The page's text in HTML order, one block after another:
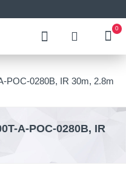
0
POC-0280B, IR 30m, 2.8m
A-POC-0280B, IR